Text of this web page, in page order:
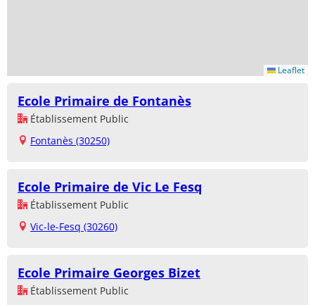
Leaflet
Ecole Primaire de Fontanès
Établissement Public
Fontanès (30250)
Ecole Primaire de Vic Le Fesq
Établissement Public
Vic-le-Fesq (30260)
Ecole Primaire Georges Bizet
Établissement Public